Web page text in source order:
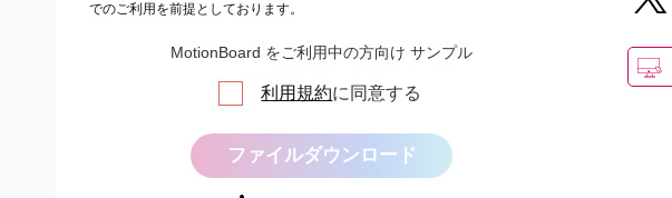
でのご利用を前提としております。
MotionBoard をご利用中の方向け サンプル
利用規約に同意する
ファイルダウンロード